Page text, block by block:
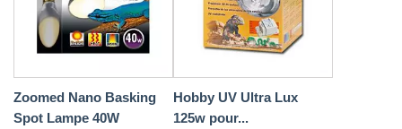
Zoomed Nano Basking
Spot Lampe 40W
Hobby UV Ultra Lux
125w pour...